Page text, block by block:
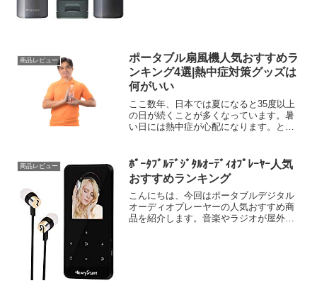
商品レビュー
ポータブル扇風機人気おすすめラ
ンキング4選|熱中症対策グッズは
何がいい
ここ数年、日本では夏になると35度以上
の日が続くことが多くなっています。暑
い日には熱中症が心配になります。とい
グをまとめてみました。では、さっそく
いってみましょう。ポー...
商品レビュー
ﾎﾟｰﾀﾌﾞﾙﾃﾞｼﾞﾀﾙｵｰﾃﾞｨｵﾌﾟﾚｰﾔｰ人気
おすすめランキング
こんにちは、今回はポータブルデジタル
オーディオプレーヤーの人気おすすめ商
品を紹介します。音楽やラジオが屋外で